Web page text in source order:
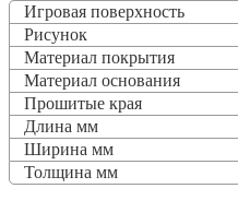
Игровая поверхность
Рисунок
Материал покрытия
Материал основания
Прошитые края
Длина мм
Ширина мм
Толщина мм